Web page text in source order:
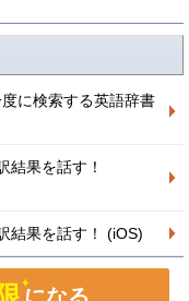
に検索する英語辞書
結果を話す！
結果を話す！ (iOS)